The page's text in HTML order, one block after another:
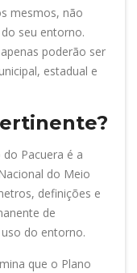
mesmos, não
seu entorno.
poderão ser
estadual e
Pacuera é a
do Meio
definições e
de
do entorno.
que o Plano